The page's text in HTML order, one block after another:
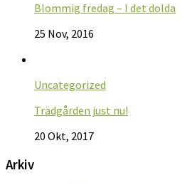
Blommig fredag – I det dolda
25 Nov, 2016
Uncategorized
Trädgården just nu!
20 Okt, 2017
Arkiv